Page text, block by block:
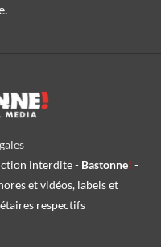
interdite - Bastonne! -
et vidéos, labels et
respectifs